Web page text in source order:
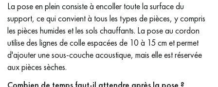
La pose en plein consiste à encoller toute la surface du
support, ce qui convient à tous les types de pièces, y compris
les pièces humides et les sols chauffants. La pose au cordon
utilise des lignes de colle espacées de 10 à 15 cm et permet
d'ajouter une sous-couche acoustique, mais elle est réservée
aux pièces sèches.